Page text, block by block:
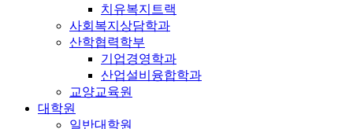
치유복지트랙
사회복지상담학과
산학협력학부
기업경영학과
산업설비융합학과
교양교육원
대학원
일반대학원